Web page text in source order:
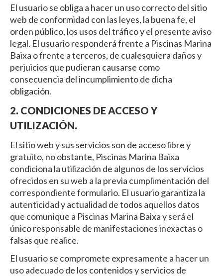
El usuario se obliga a hacer un uso correcto del sitio
web de conformidad con las leyes, la buena fe, el
orden público, los usos del tráfico y el presente aviso
legal. El usuario responderá frente a Piscinas Marina
Baixa o frente a terceros, de cualesquiera daños y
perjuicios que pudieran causarse como
consecuencia del incumplimiento de dicha
obligación.
2. CONDICIONES DE ACCESO Y
UTILIZACIÓN.
El sitio web y sus servicios son de acceso libre y
gratuito, no obstante, Piscinas Marina Baixa
condiciona la utilización de algunos de los servicios
ofrecidos en su web a la previa cumplimentación del
correspondiente formulario. El usuario garantiza la
autenticidad y actualidad de todos aquellos datos
que comunique a Piscinas Marina Baixa y será el
único responsable de manifestaciones inexactas o
falsas que realice.
El usuario se compromete expresamente a hacer un
uso adecuado de los contenidos y servicios de